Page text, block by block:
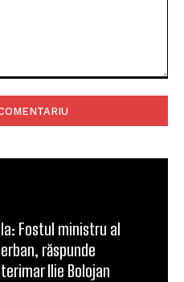
Fostul ministru al
răspunde
Ilie Bolojan